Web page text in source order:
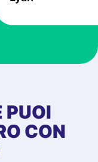
the exchange
at Profee is very
first started
app, and they
quick to provide
PUOI
CON